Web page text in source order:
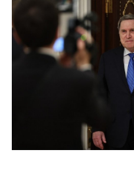
КОМУ ПРИНАДЛЕЖАТ
ТОРГОВЫЕ ЦЕНТРЫ
ТАТАРСТАНА
БЮДЖЕТ
ИНВЕСТИЦИИ
МАШИНОСТРОЕНИЕ
НЕФТЕХИМИЯ
НОВОСТИ АВТО
БИЗНЕС
НОВОСТИ БИЗНЕСА
РОЗНИЧНАЯ ТОРГОВЛЯ
ТЕХНОЛОГИИ
НОВОСТИ ТЕХНОЛОГИЙ
ТЕЛЕКОММУНИКАЦИИ
МЕРОПРИЯТИЯ
НОВОСТИ МЕРОПРИЯТИЙ
ВЫЕЗДНАЯ РЕДАКЦИЯ
БИЗНЕС-БРАНЧИ
НОВОСТИ СПОРТА
ФУТБОЛ
НОВОСТИ ОБЩЕСТВА
ФОТОГАЛЕРЕЯ